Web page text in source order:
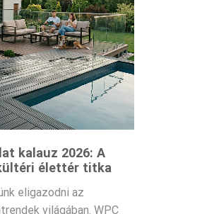
kalauz 2026: A
élettér titka
eligazodni az
világában. WPC